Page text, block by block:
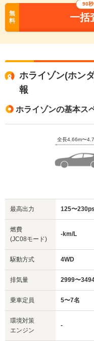
無
料
90秒
一括
ホライゾン(ホン
報
ホライゾンの基本ス
全長4.66m〜
最高出力 125〜230ps
燃費
(JC08モード)
-km/L
駆動方式 4WD
排気量 2999〜
乗車定員 5〜7名
環境対策
エンジン
-